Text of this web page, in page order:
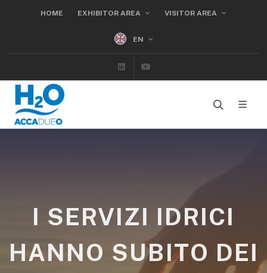
HOME EXHIBITOR AREA VISITOR AREA
EN
Linkedin
I SERVIZI IDRICI
HANNO SUBITO DEI